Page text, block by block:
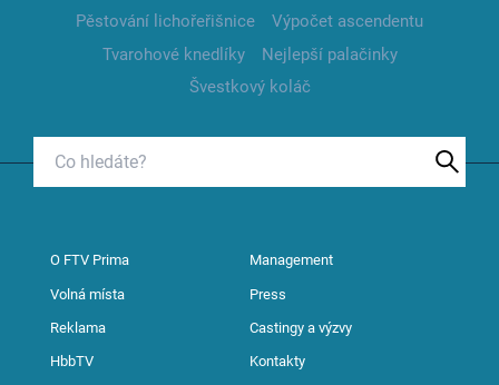
Pěstování lichořeřišnice
Výpočet ascendentu
Tvarohové knedlíky
Nejlepší palačinky
Švestkový koláč
O FTV Prima Management
Volná místa Press
Reklama Castingy a výzvy
HbbTV Kontakty